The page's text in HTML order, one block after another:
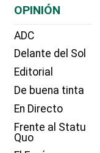
OPINIÓN
ADC
Delante del Sol
Editorial
De buena tinta
En Directo
Frente al Statu
Quo